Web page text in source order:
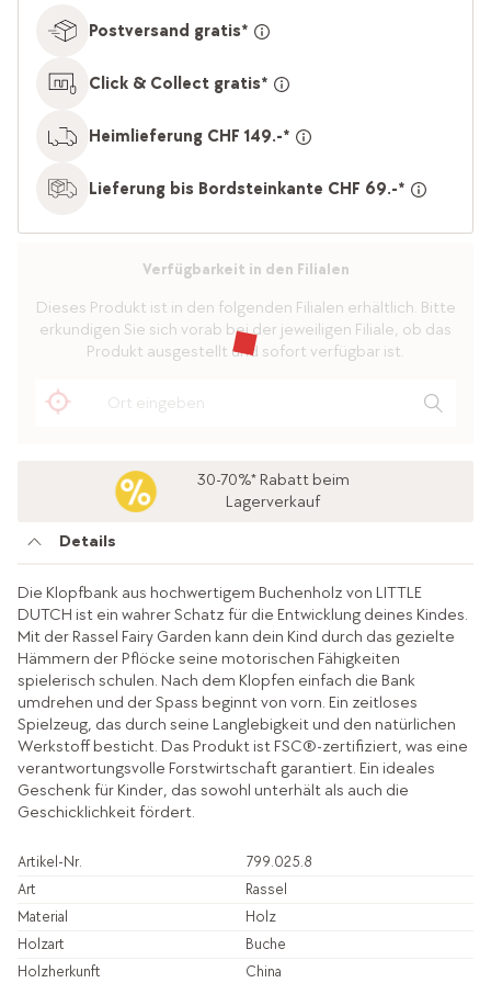
Postversand gratis*
Click & Collect gratis*
Heimlieferung CHF 149.-*
Lieferung bis Bordsteinkante CHF 69.-*
Verfügbarkeit in den Filialen
Dieses Produkt ist in den folgenden Filialen erhältlich. Bitte
erkundigen Sie sich vorab bei der jeweiligen Filiale, ob das
Produkt ausgestellt und sofort verfügbar ist.
30-70%* Rabatt beim
Lagerverkauf
Details
Die Klopfbank aus hochwertigem Buchenholz von LITTLE
DUTCH ist ein wahrer Schatz für die Entwicklung deines Kindes.
Mit der Rassel Fairy Garden kann dein Kind durch das gezielte
Hämmern der Pflöcke seine motorischen Fähigkeiten
spielerisch schulen. Nach dem Klopfen einfach die Bank
umdrehen und der Spass beginnt von vorn. Ein zeitloses
Spielzeug, das durch seine Langlebigkeit und den natürlichen
Werkstoff besticht. Das Produkt ist FSC®-zertifiziert, was eine
verantwortungsvolle Forstwirtschaft garantiert. Ein ideales
Geschenk für Kinder, das sowohl unterhält als auch die
Geschicklichkeit fördert.
Artikel-Nr.
799.025.8
Art
Rassel
Material
Holz
Holzart
Buche
Holzherkunft
China